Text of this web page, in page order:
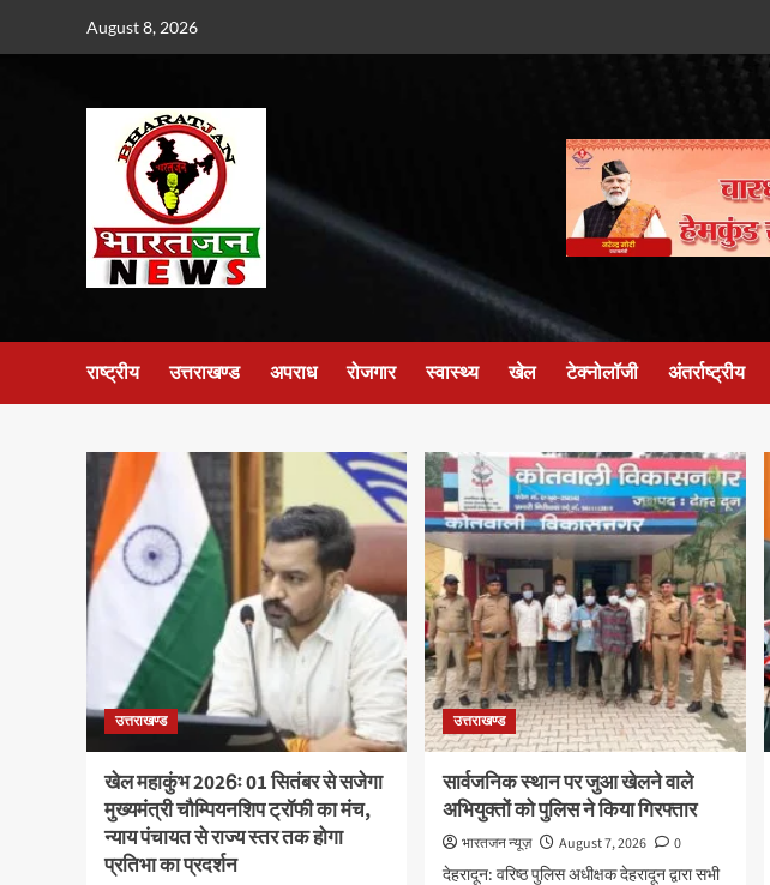
August 8, 2026
राष्ट्रीय उत्तराखण्ड अपराध रोजगार स्वास्थ्य खेल टेक्नोलॉजी अंतर्राष्ट्रीय
उत्तराखण्ड
खेल महाकुंभ 2026ः 01 सितंबर से सजेगा
मुख्यमंत्री चौम्पियनशिप ट्रॉफी का मंच,
न्याय पंचायत से राज्य स्तर तक होगा
प्रतिभा का प्रदर्शन
उत्तराखण्ड
सार्वजनिक स्थान पर जुआ खेलने वाले
अभियुक्तों को पुलिस ने किया गिरफ्तार
भारतजन न्यूज़ August 7, 2026
0
देहरादून: वरिष्ठ पुलिस अधीक्षक देहरादून द्वारा सभी